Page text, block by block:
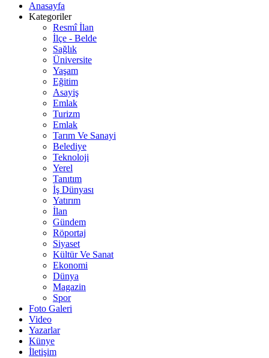
Anasayfa
Kategoriler
Resmî İlan
İlçe - Belde
Sağlık
Üniversite
Yaşam
Eğitim
Asayiş
Emlak
Turizm
Emlak
Tarım Ve Sanayi
Belediye
Teknoloji
Yerel
Tanıtım
İş Dünyası
Yatırım
İlan
Gündem
Röportaj
Siyaset
Kültür Ve Sanat
Ekonomi
Dünya
Magazin
Spor
Foto Galeri
Video
Yazarlar
Künye
İletişim